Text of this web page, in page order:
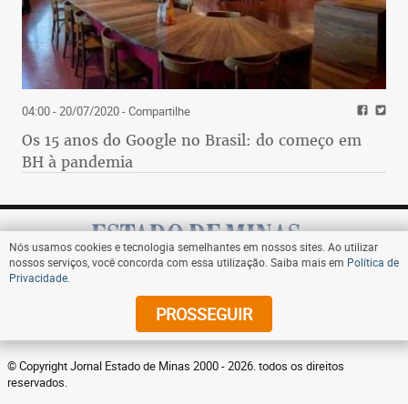
04:00 - 20/07/2020- Compartilhe
Os 15 anos do Google no Brasil: do começo em
BH à pandemia
Assine
© Copyright Jornal Estado de Minas 2000 - 2026. todos os direitos
reservados.
Nós usamos cookies e tecnologia semelhantes em nossos sites. Ao utilizar
nossos serviços, você concorda com essa utilização. Saiba mais em Política de
Privacidade
PROSSEGUIR